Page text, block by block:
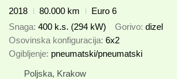
2018
80.000 km
Euro 6
Snaga 400 k.s. (294 kW) Gorivo dizel
Osovinska konfiguracija 6x2
Ogibljenje pneumatski/pneumatski
Poljska, Krakow